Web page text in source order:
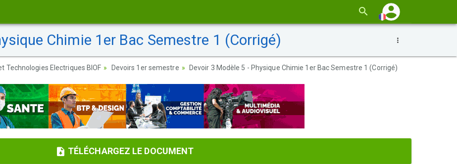
Chimie 1er Bac Semestre 1 (Corrigé)
Technologies Electriques BIOF Devoirs 1er semestre Devoir 3 Modèle 5 - Physique Chimie 1er Bac Semestre 1 (Corrigé)
TÉLÉCHARGEZ LE DOCUMENT